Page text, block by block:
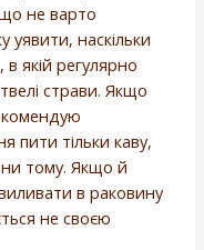
не варто
уявити, наскільки
якій регулярно
страви. Якщо
пити тільки каву,
тому. Якщо й
в раковину
не своєю